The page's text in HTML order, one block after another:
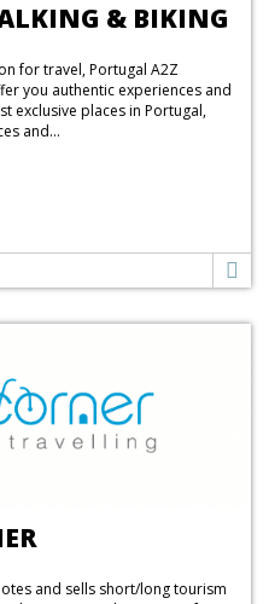
& BIKING
for travel, Portugal A2Z
you authentic experiences and
exclusive places in Portugal,
and...
and sells short/long tourism